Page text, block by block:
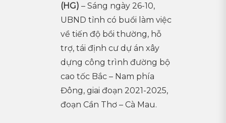
(HG) – Sáng ngày 26-10,
UBND tỉnh có buổi làm việc
về tiến độ bồi thường, hỗ
trợ, tái định cư dự án xây
dựng công trình đường bộ
cao tốc Bắc – Nam phía
Đông, giai đoạn 2021-2025,
đoạn Cần Thơ – Cà Mau.